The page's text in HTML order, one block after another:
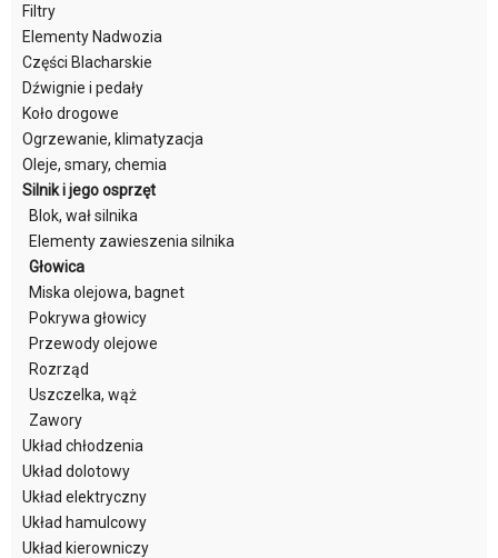
Filtry
Elementy Nadwozia
Części Blacharskie
Dźwignie i pedały
Koło drogowe
Ogrzewanie, klimatyzacja
Oleje, smary, chemia
Silnik i jego osprzęt
Blok, wał silnika
Elementy zawieszenia silnika
Głowica
Miska olejowa, bagnet
Pokrywa głowicy
Przewody olejowe
Rozrząd
Uszczelka, wąż
Zawory
Układ chłodzenia
Układ dolotowy
Układ elektryczny
Układ hamulcowy
Układ kierowniczy